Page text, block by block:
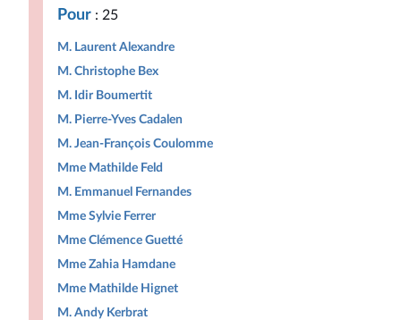
Pour : 25
M. Laurent Alexandre
M. Christophe Bex
M. Idir Boumertit
M. Pierre-Yves Cadalen
M. Jean-François Coulomme
Mme Mathilde Feld
M. Emmanuel Fernandes
Mme Sylvie Ferrer
Mme Clémence Guetté
Mme Zahia Hamdane
Mme Mathilde Hignet
M. Andy Kerbrat